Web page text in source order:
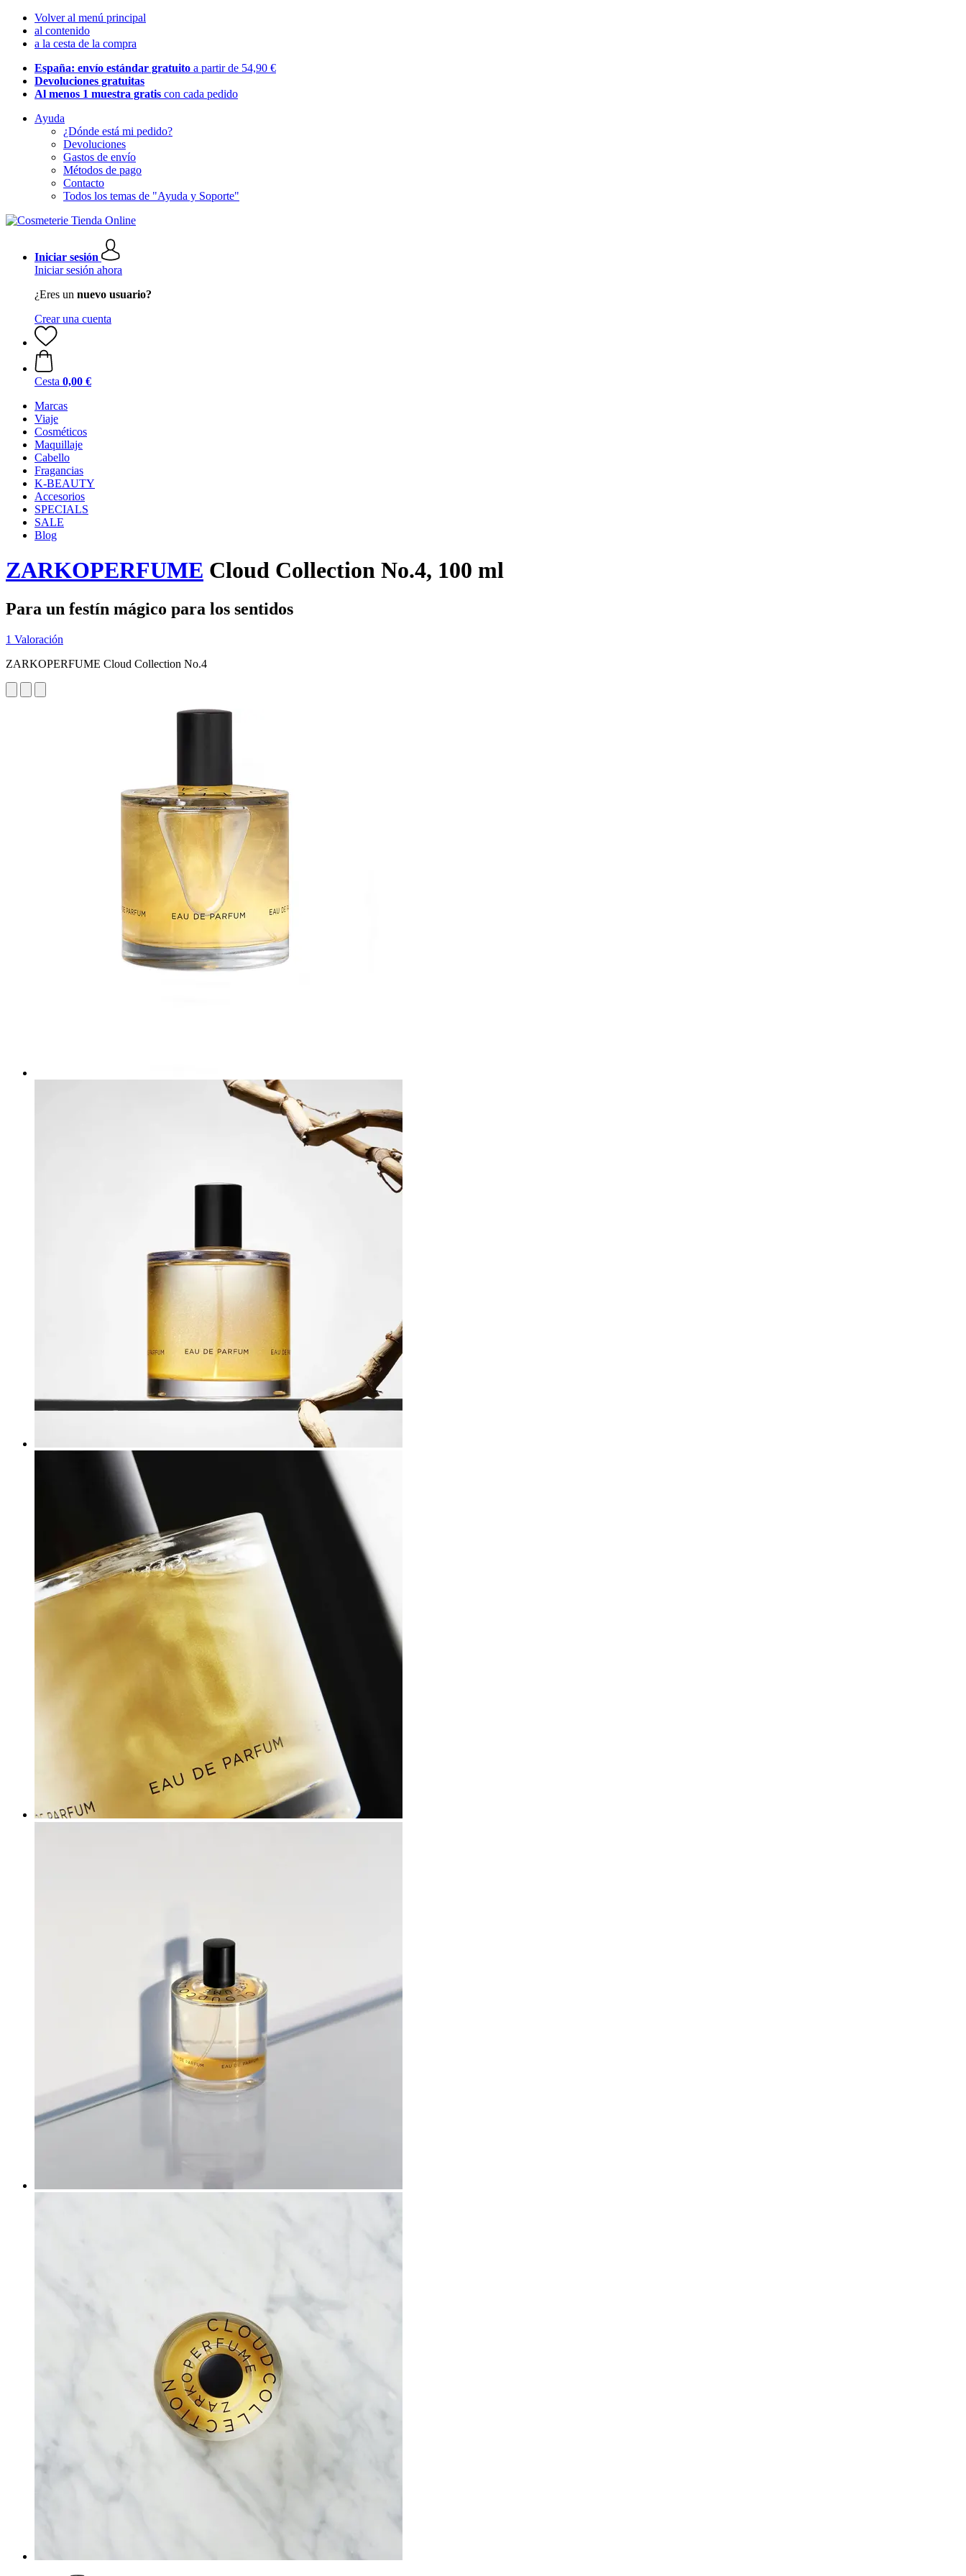
Volver al menú principal
al contenido
a la cesta de la compra
España: envío estándar gratuito a partir de 54,90 €
Devoluciones gratuitas
Al menos 1 muestra gratis con cada pedido
Ayuda
¿Dónde está mi pedido?
Devoluciones
Gastos de envío
Métodos de pago
Contacto
Todos los temas de "Ayuda y Soporte"
Iniciar sesión
Iniciar sesión ahora
¿Eres un nuevo usuario?
Crear una cuenta
Cesta 0,00 €
Marcas
Viaje
Cosméticos
Maquillaje
Cabello
Fragancias
K-BEAUTY
Accesorios
SPECIALS
SALE
Blog
ZARKOPERFUME Cloud Collection No.4, 100 ml
Para un festín mágico para los sentidos
1 Valoración
ZARKOPERFUME Cloud Collection No.4